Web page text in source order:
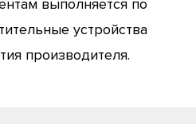
выполняется по
устройства
производителя.